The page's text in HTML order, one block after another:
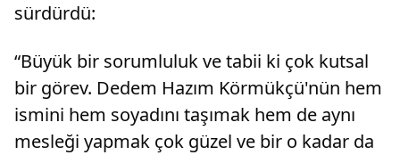
sürdürdü:
“Büyük bir sorumluluk ve tabii ki çok kutsal
bir görev. Dedem Hazım Körmükçü'nün hem
ismini hem soyadını taşımak hem de aynı
mesleği yapmak çok güzel ve bir o kadar da